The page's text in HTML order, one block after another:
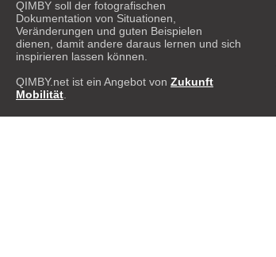
QIMBY soll der fotografischen
Dokumentation von Situationen,
Veränderungen und guten Beispielen
dienen, damit andere daraus lernen und sich
inspirieren lassen können.
QIMBY.net ist ein Angebot von Zukunft
Mobilität